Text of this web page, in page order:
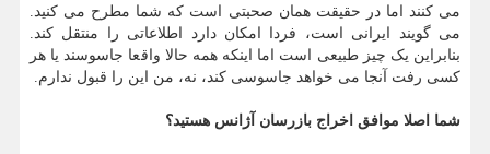
می کنند اما در حقیقت همان صحبتی است که شما مطرح می کنید.
می گویند ایرانی است، فردا امکان دارد اطلاعاتی را منتقل کند.
بنابراین یک چیز طبیعی است اما اینکه همه حالا واقعا جاسوسند یا هر
کسی رفت آنجا می خواهد جاسوسی کند، نه، من این را قبول ندارم.
شما اصلا موافق اخراج بازرسان آژانس هستید؟